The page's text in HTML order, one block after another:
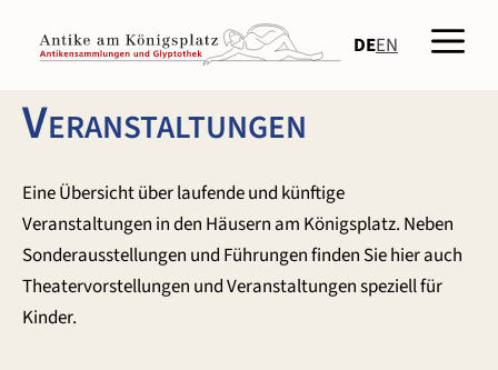
Inhalt
springen
DEEN
Veranstaltungen
Eine Übersicht über laufende und künftige
Veranstaltungen in den Häusern am Königsplatz. Neben
Sonderausstellungen und Führungen finden Sie hier auch
Theatervorstellungen und Veranstaltungen speziell für
Kinder.